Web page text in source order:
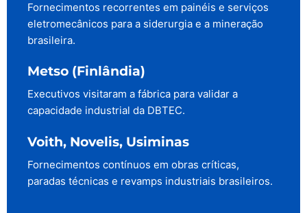
Fornecimentos recorrentes em painéis e serviços
eletromecânicos para a siderurgia e a mineração
brasileira.
Metso (Finlândia)
Executivos visitaram a fábrica para validar a
capacidade industrial da DBTEC.
Voith, Novelis, Usiminas
Fornecimentos contínuos em obras críticas,
paradas técnicas e revamps industriais brasileiros.